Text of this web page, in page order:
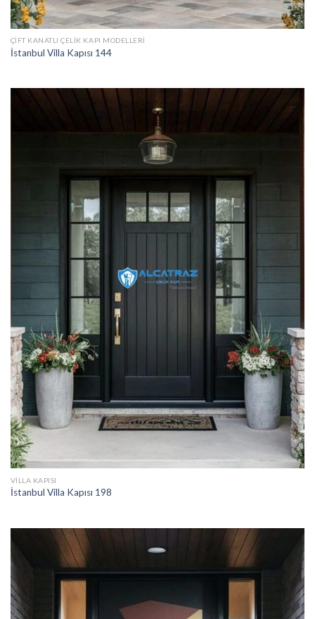
ÇIFT KANATLI ÇELIK KAPI MODELLERI
İstanbul Villa Kapısı 144
VILLA KAPISI
İstanbul Villa Kapısı 198